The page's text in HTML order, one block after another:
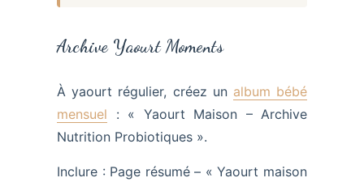
Archive Yaourt Moments
À yaourt régulier, créez un album bébé
mensuel : « Yaourt Maison – Archive
Nutrition Probiotiques ».
Inclure : Page résumé – « Yaourt maison